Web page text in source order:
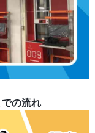
の流れ